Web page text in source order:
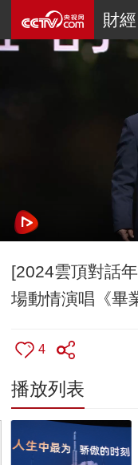
財經
[2024雲頂對話
場動情演唱《畢
4
播放列表